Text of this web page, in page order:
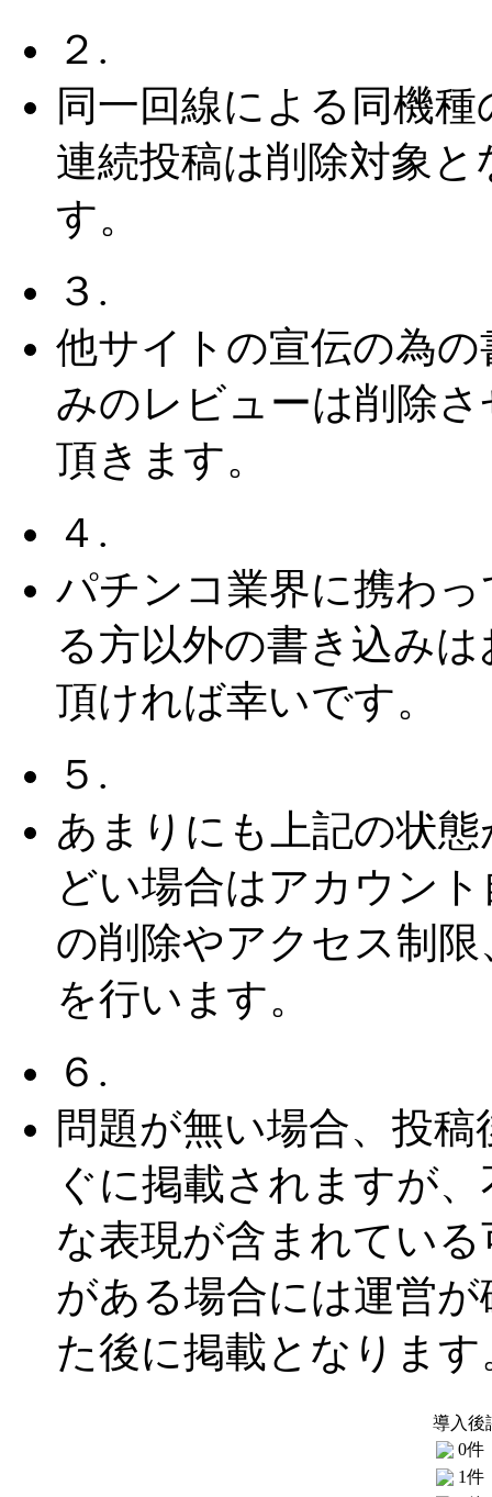
２.
同一回線による同機種
連続投稿は削除対象と
す。
３.
他サイトの宣伝の為の
みのレビューは削除さ
頂きます。
４.
パチンコ業界に携わっ
る方以外の書き込みは
頂ければ幸いです。
５.
あまりにも上記の状態
どい場合はアカウント
の削除やアクセス制限
を行います。
６.
問題が無い場合、投稿
ぐに掲載されますが
な表現が含まれている
がある場合には運営が
た後に掲載となります
導入後
0件
1件